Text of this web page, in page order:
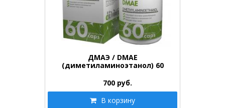
ДМАЭ / DMAE
(диметиламиноэтанол) 60
700 руб.
В корзину